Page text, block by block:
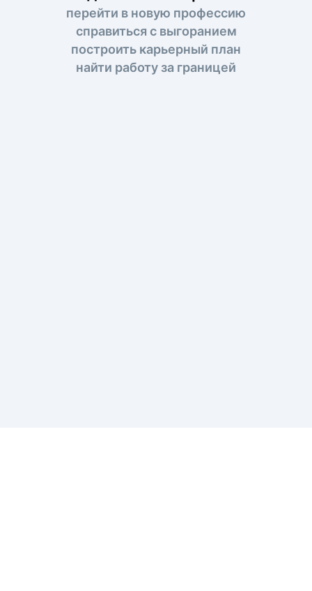
перейти в новую профессию
справиться с выгоранием
построить карьерный план
найти работу за границей